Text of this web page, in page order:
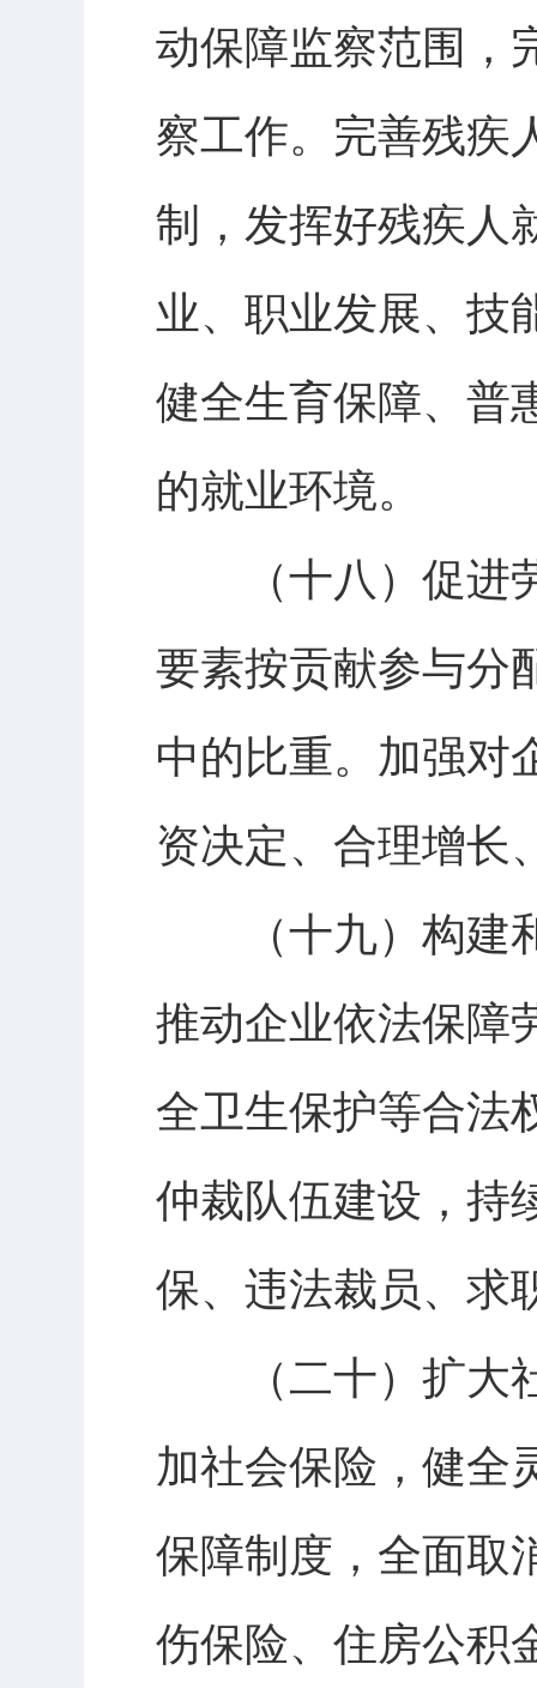
动保障监察范围，
察工作。完善残疾
制，发挥好残疾人
业、职业发展、技
健全生育保障、普
的就业环境。
（十八）促进劳
要素按贡献参与分
中的比重。加强对
资决定、合理增长
（十九）构建和
推动企业依法保障
全卫生保护等合法
仲裁队伍建设，持
保、违法裁员、求
（二十）扩大社
加社会保险，健全
保障制度，全面取
伤保险、住房公积